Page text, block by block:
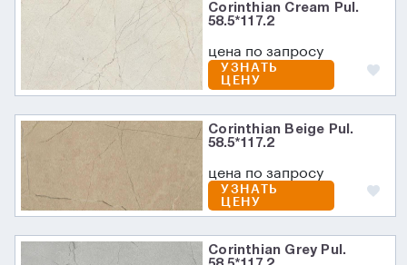
Corinthian Cream Pul.
58.5*117.2
цена по запросу
УЗНАТЬ
ЦЕНУ
Corinthian Beige Pul.
58.5*117.2
цена по запросу
УЗНАТЬ
ЦЕНУ
Corinthian Grey Pul.